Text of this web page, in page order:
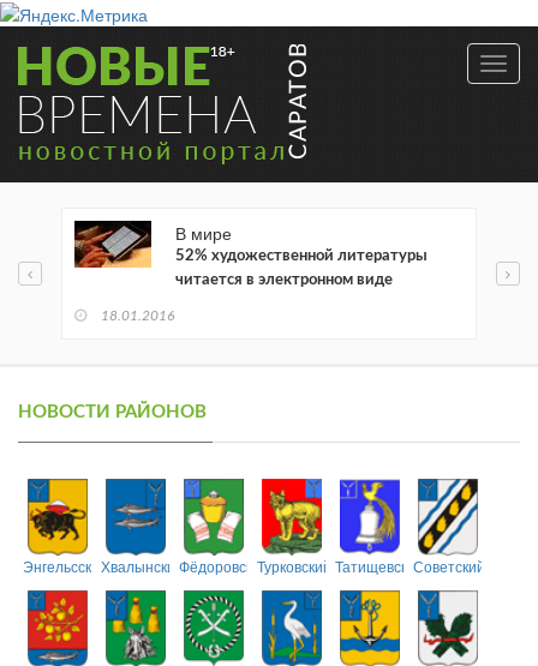
В мире
52% художественной литературы
читается в электронном виде
18.01.2016
НОВОСТИ РАЙОНОВ
ЭнгельсскийХвалынскийФёдоровскийТурковский ТатищевскийСоветский